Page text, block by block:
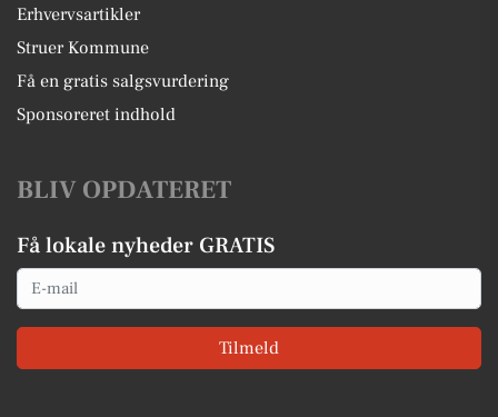
Erhvervsartikler
Struer Kommune
Få en gratis salgsvurdering
Sponsoreret indhold
BLIV OPDATERET
Få lokale nyheder GRATIS
Email
Tilmeld